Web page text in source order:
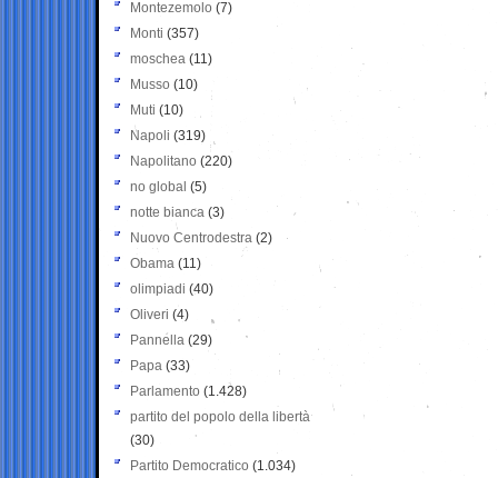
Montezemolo (7)
Monti (357)
moschea (11)
Musso (10)
Muti (10)
Napoli (319)
Napolitano (220)
no global (5)
notte bianca (3)
Nuovo Centrodestra (2)
Obama (11)
olimpiadi (40)
Oliveri (4)
Pannella (29)
Papa (33)
Parlamento (1.428)
partito del popolo della libertà
(30)
Partito Democratico (1.034)